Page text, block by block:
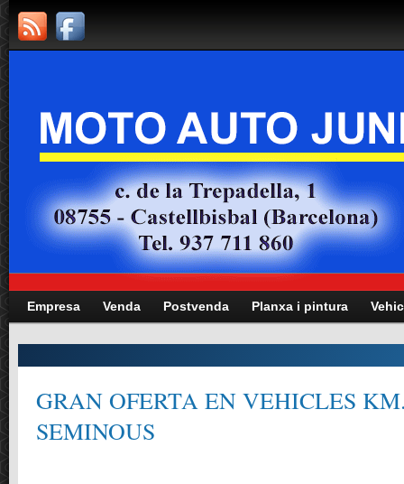
Empresa Venda Postvenda Planxa i pintura
GRAN OFERTA EN VEHICLES
SEMINOUS